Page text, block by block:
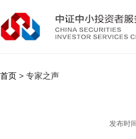
首页 > 专家之声
发布时